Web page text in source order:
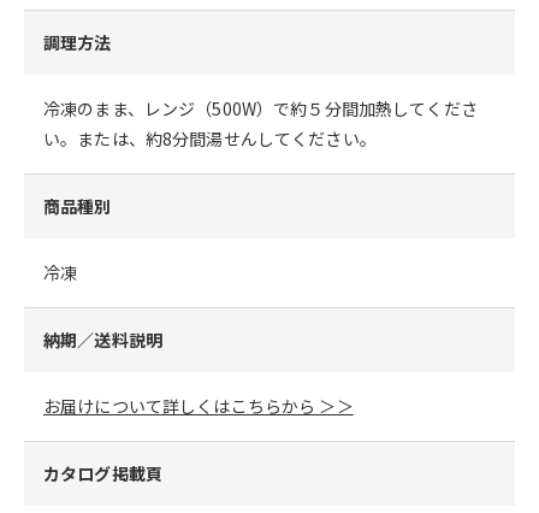
調理方法
冷凍のまま、レンジ（500W）で約５分間加熱してくださ
い。または、約8分間湯せんしてください。
商品種別
冷凍
納期／送料説明
お届けについて詳しくはこちらから ＞＞
カタログ掲載頁